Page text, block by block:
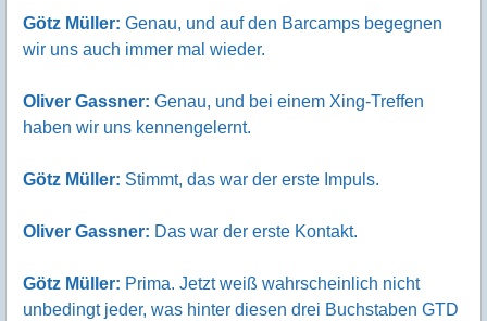
Götz Müller: Genau, und auf den Barcamps begegnen
wir uns auch immer mal wieder.
Oliver Gassner: Genau, und bei einem Xing-Treffen
haben wir uns kennengelernt.
Götz Müller: Stimmt, das war der erste Impuls.
Oliver Gassner: Das war der erste Kontakt.
Götz Müller: Prima. Jetzt weiß wahrscheinlich nicht
unbedingt jeder, was hinter diesen drei Buchstaben GTD